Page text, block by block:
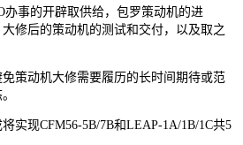
事的开辟取供给，包罗策动机的进
修后的策动机的测试和交付，以及取之
动机大修需要履历的长时间期待或范
现CFM56-5B/7B和LEAP-1A/1B/1C共5